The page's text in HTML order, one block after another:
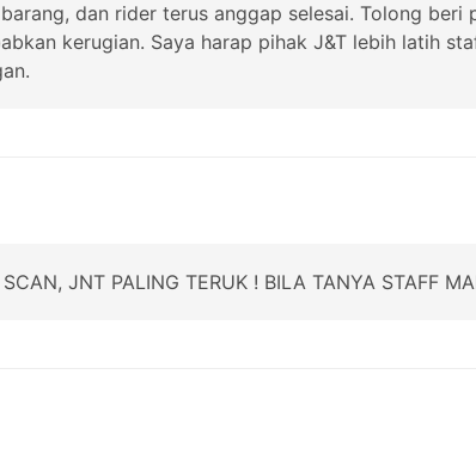
dan rider terus anggap selesai. Tolong beri
kerugian. Saya harap pihak J&T lebih latih
JNT PALING TERUK ! BILA TANYA STAFF